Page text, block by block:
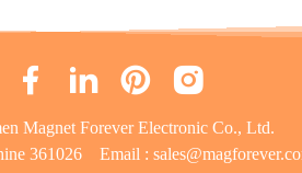
Magnet Forever Electronic Co., Ltd.
361026 Email :